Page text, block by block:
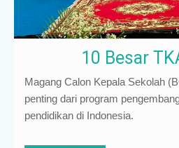
10 Besar
Magang Calon Kepala Sekolah
penting dari program
pendidikan di Indonesia.